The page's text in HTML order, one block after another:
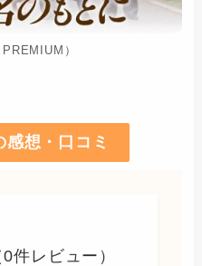
）
想・口コミ
件レビュー）